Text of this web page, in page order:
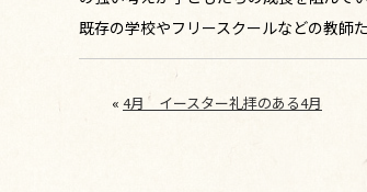
既存の学校やフリースクールなどの教師
« 4月 イースター礼拝のある4月